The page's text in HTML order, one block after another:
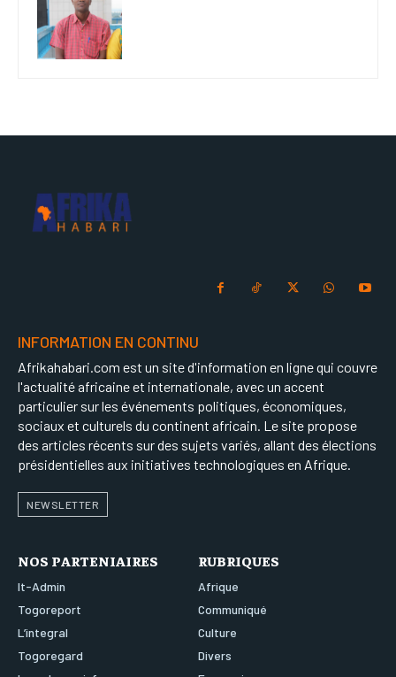
INFORMATION EN CONTINU
Afrikahabari.com est un site d'information en ligne qui couvre
l'actualité africaine et internationale, avec un accent
particulier sur les événements politiques, économiques,
sociaux et culturels du continent africain. Le site propose
des articles récents sur des sujets variés, allant des élections
présidentielles aux initiatives technologiques en Afrique.
NEWSLETTER
NOS PARTENIAIRES
It-Admin
Togoreport
L’integral
Togoregard
RUBRIQUES
Afrique
Communiqué
Culture
Divers